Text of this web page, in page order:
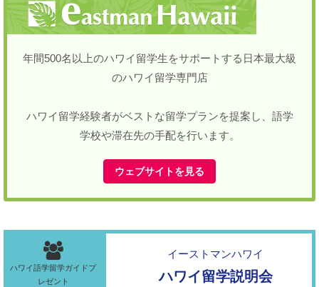
年間500名以上のハワイ留学生をサポートする日本最大級
のハワイ留学専門店
ハワイ留学経験者がベストな留学プランを提案し、語学
学校や滞在先の手配を行います。
ウェブサイトを見る
ハワイ語学留学ガイドプ
レゼント
イーストマンハワイ
ハワイ留学説明会